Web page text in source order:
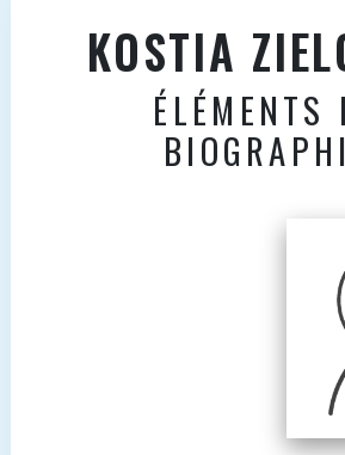
KOSTIA
ÉLÉMENTS